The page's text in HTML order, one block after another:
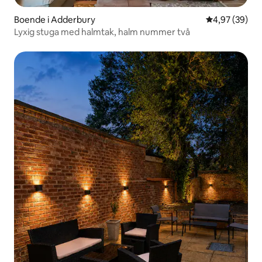
Boende i Adderbury 4,97 av 5 i
4,97 (39)
Lyxig stuga med halmtak, halm nummer två